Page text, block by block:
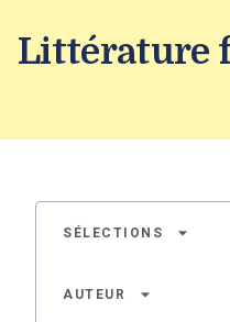
Littérature
SÉLECTIONS arrow_drop_down
AUTEUR arrow_drop_down